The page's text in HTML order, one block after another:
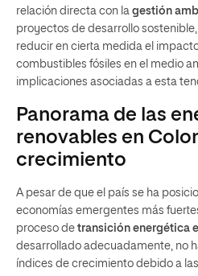
relación directa con la gestión
proyectos de desarrollo
reducir en cierta medida el
combustibles fósiles en el medio
implicaciones asociadas a esta
Panorama de las
renovables en
crecimiento
A pesar de que el país se ha
economías emergentes más
proceso de transición energética
desarrollado adecuadamente, no
índices de crecimiento debido a las